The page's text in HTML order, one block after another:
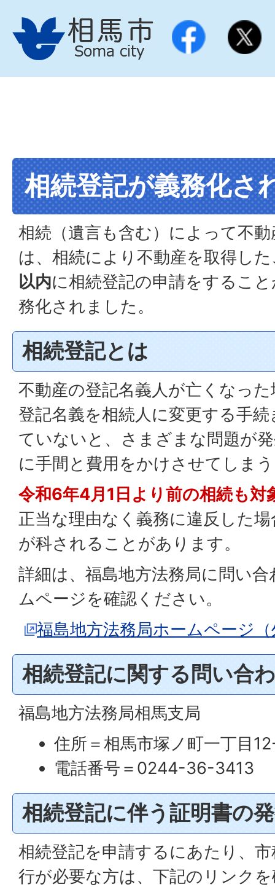
相続登記が義務化さ
相続（遺言も含む）によって不
は、相続により不動産を取得し
以内に相続登記の申請をするこ
務化されました。
相続登記とは
不動産の登記名義人が亡くなっ
登記名義を相続人に変更する手
ていないと、さまざまな問題が
に手間と費用をかけさせてしま
令和6年4月1日より前の相続も対
正当な理由なく義務に違反した
が科されることがあります。
詳細は、福島地方法務局に問い
ムページを確認ください。
福島地方法務局ホームページ
相続登記に関する問い合
福島地方法務局相馬支局
住所＝相馬市塚ノ町一丁目
電話番号＝0244-36-3413
相続登記に伴う証明書の
相続登記を申請するにあたり、
行が必要な方は、下記のリンク